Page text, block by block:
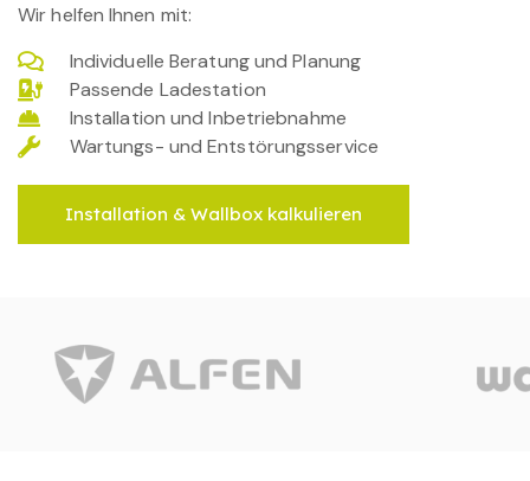
Wir helfen Ihnen mit:
Individuelle Beratung und Planung
Passende Ladestation
Installation und Inbetriebnahme
Wartungs- und Entstörungsservice
Installation & Wallbox kalkulieren